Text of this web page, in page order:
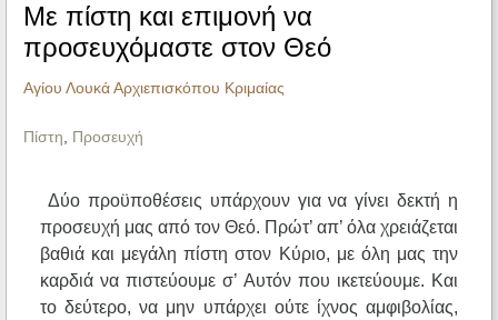
Με πίστη και επιμονή να
προσευχόμαστε στον Θεό
Αγίου Λουκά Αρχιεπισκόπου Κριμαίας
Πίστη, Προσευχή
Δύο προϋποθέσεις υπάρχουν για να γίνει δεκτή η
προσευχή μας από τον Θεό. Πρώτ’ απ’ όλα χρειάζεται
βαθιά και μεγάλη πίστη στον Κύριο, με όλη μας την
καρδιά να πιστεύουμε σ’ Αυτόν που ικετεύουμε. Και
το δεύτερο, να μην υπάρχει ούτε ίχνος αμφιβολίας,